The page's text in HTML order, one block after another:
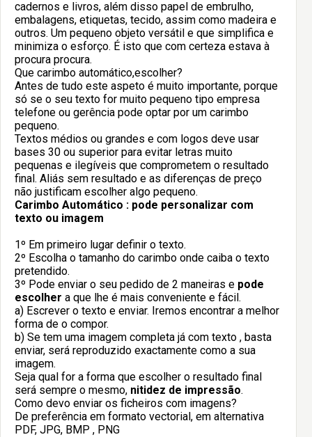
cadernos e livros, além disso papel de embrulho,
embalagens, etiquetas, tecido, assim como madeira e
outros. Um pequeno objeto versátil e que simplifica e
minimiza o esforço. É isto que com certeza estava à
procura procura.
Que carimbo automático,escolher?
Antes de tudo este aspeto é muito importante, porque
só se o seu texto for muito pequeno tipo empresa
telefone ou gerência pode optar por um carimbo
pequeno.
Textos médios ou grandes e com logos deve usar
bases 30 ou superior para evitar letras muito
pequenas e ilegíveis que comprometem o resultado
final. Aliás sem resultado e as diferenças de preço
não justificam escolher algo pequeno.
Carimbo Automático : pode personalizar com
texto ou imagem
1º Em primeiro lugar definir o texto.
2º Escolha o tamanho do carimbo onde caiba o texto
pretendido.
3º Pode enviar o seu pedido de 2 maneiras e pode
escolher a que lhe é mais conveniente e fácil.
a) Escrever o texto e enviar. Iremos encontrar a melhor
forma de o compor.
b) Se tem uma imagem completa já com texto , basta
enviar, será reproduzido exactamente como a sua
imagem.
Seja qual for a forma que escolher o resultado final
será sempre o mesmo, nitidez de impressão.
Como devo enviar os ficheiros com imagens?
De preferência em formato vectorial, em alternativa
PDF, JPG, BMP , PNG